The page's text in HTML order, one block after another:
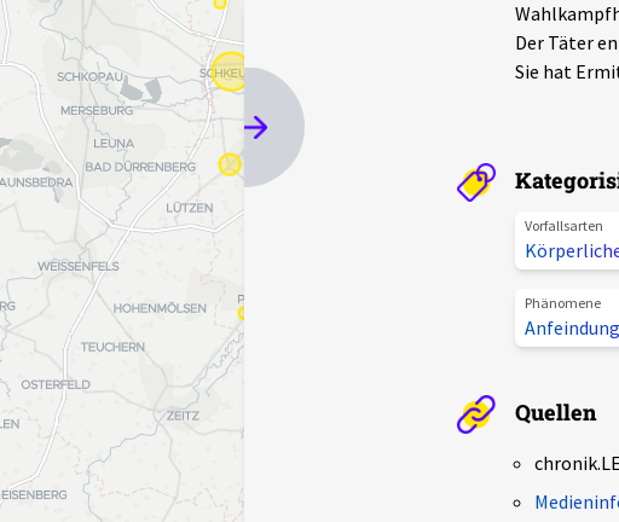
Der Täter
Sie hat
Vorfallsarten
Phänomene
Quellen
chronik.LE